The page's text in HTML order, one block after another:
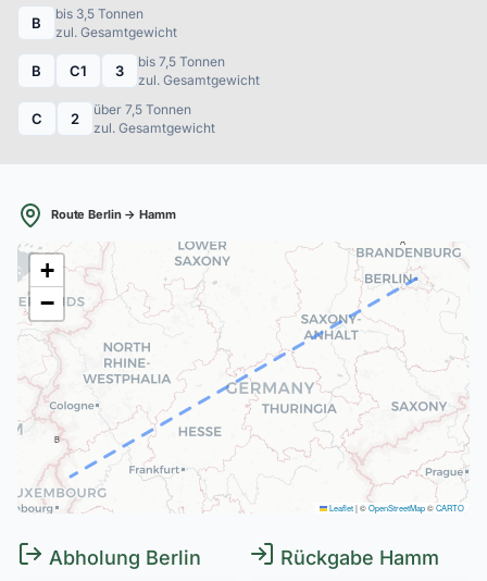
B
bis 3,5 Tonnen
zul. Gesamtgewicht
B C1 3
bis 7,5 Tonnen
zul. Gesamtgewicht
C 2
über 7,5 Tonnen
zul. Gesamtgewicht
Route Berlin → Hamm
A
B
+
−
Leaflet|©OpenStreetMap©CARTO
Abholung Berlin Rückgabe Hamm